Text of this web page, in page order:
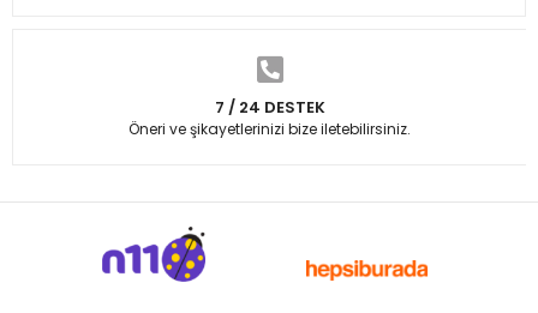
7 / 24 DESTEK
Öneri ve şikayetlerinizi bize iletebilirsiniz.